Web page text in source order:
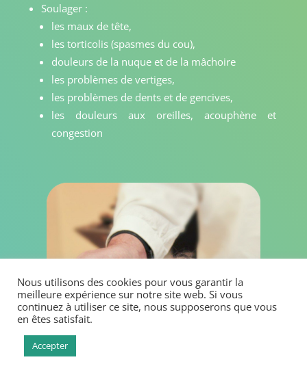
Soulager :
les maux de tête,
les torticolis (spasmes du cou),
douleurs de la nuque et de la mâchoire
les problèmes de vertiges,
les problèmes de dents et de gencives,
les douleurs aux oreilles, acouphène et
congestion
Nous utilisons des cookies pour vous garantir la
meilleure expérience sur notre site web. Si vous
continuez à utiliser ce site, nous supposerons que vous
en êtes satisfait.
Accepter